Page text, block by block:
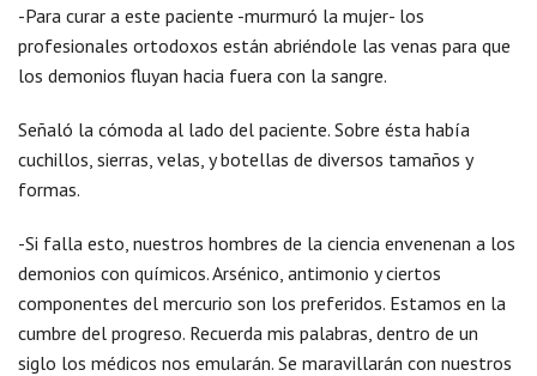
-Para curar a este paciente -murmuró la mujer- los
profesionales ortodoxos están abriéndole las venas para que
los demonios fluyan hacia fuera con la sangre.
Señaló la cómoda al lado del paciente. Sobre ésta había
cuchillos, sierras, velas, y botellas de diversos tamaños y
formas.
-Si falla esto, nuestros hombres de la ciencia envenenan a los
demonios con químicos. Arsénico, antimonio y ciertos
componentes del mercurio son los preferidos. Estamos en la
cumbre del progreso. Recuerda mis palabras, dentro de un
siglo los médicos nos emularán. Se maravillarán con nuestros